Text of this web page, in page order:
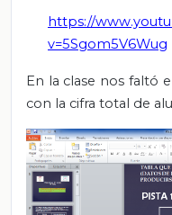
https://
v=5Sgom5V6Wug
En la clase nos faltó
con la cifra total de